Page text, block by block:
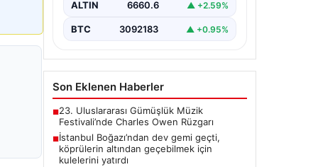
ALTIN 6660.6 ▲ +2.59%
BTC 3092183 ▲ +0.95%
Son Eklenen Haberler
■23. Uluslararası Gümüşlük Müzik
Festivali’nde Charles Owen Rüzgarı
■İstanbul Boğazı’ndan dev gemi geçti,
köprülerin altından geçebilmek için
kulelerini yatırdı